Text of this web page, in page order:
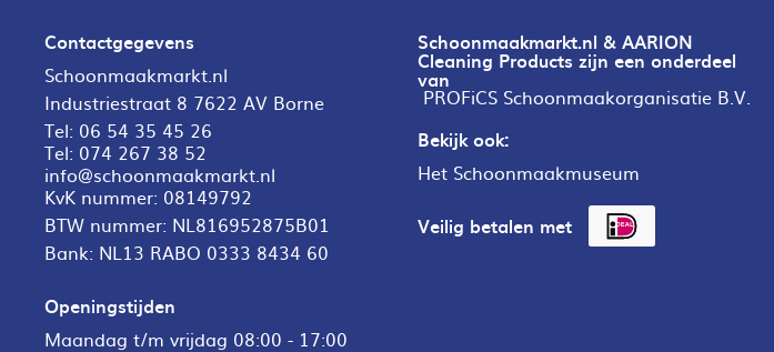
Contactgegevens
Schoonmaakmarkt.nl
Industriestraat 8 7622 AV Borne
Tel: 06 54 35 45 26
Tel: 074 267 38 52
info@schoonmaakmarkt.nl
KvK nummer: 08149792
BTW nummer: NL816952875B01
Bank: NL13 RABO 0333 8434 60
Openingstijden
Maandag t/m vrijdag 08:00 - 17:00
Schoonmaakmarkt.nl & AARION
Cleaning Products zijn een onderdeel
van
PROFiCS Schoonmaakorganisatie B.V.
Bekijk ook:
Het Schoonmaakmuseum
Veilig betalen met